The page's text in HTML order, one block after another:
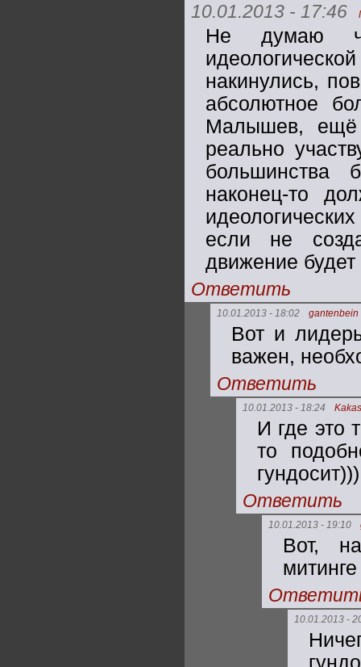
10.01.2013 - 17:46
Не думаю
накинулись,
абсолютное
Малышев,
реально
большинства
наконец-то
если не
движение
Ответить
10.01.2013 - 18:02 gantenbein
Вот и
важен,
Ответить
10.01.2013 - 18:24
И где это
то
гундосит)))
Ответить
10.01.2013 - 19:10
Вот,
10.01.2013 -